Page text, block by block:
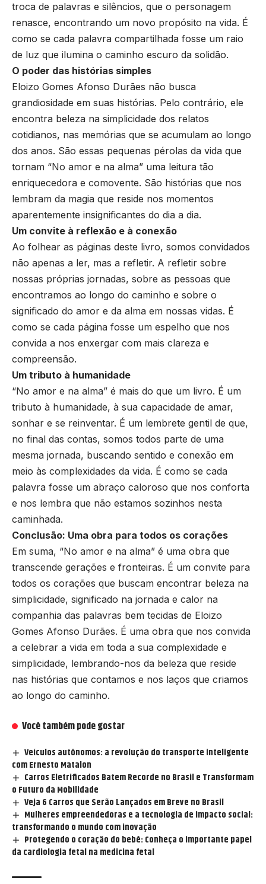
troca de palavras e silêncios, que o personagem
renasce, encontrando um novo propósito na vida. É
como se cada palavra compartilhada fosse um raio
de luz que ilumina o caminho escuro da solidão.
O poder das histórias simples
Eloizo Gomes Afonso Durães não busca
grandiosidade em suas histórias. Pelo contrário, ele
encontra beleza na simplicidade dos relatos
cotidianos, nas memórias que se acumulam ao longo
dos anos. São essas pequenas pérolas da vida que
tornam “No amor e na alma” uma leitura tão
enriquecedora e comovente. São histórias que nos
lembram da magia que reside nos momentos
aparentemente insignificantes do dia a dia.
Um convite à reflexão e à conexão
Ao folhear as páginas deste livro, somos convidados
não apenas a ler, mas a refletir. A refletir sobre
nossas próprias jornadas, sobre as pessoas que
encontramos ao longo do caminho e sobre o
significado do amor e da alma em nossas vidas. É
como se cada página fosse um espelho que nos
convida a nos enxergar com mais clareza e
compreensão.
Um tributo à humanidade
“No amor e na alma” é mais do que um livro. É um
tributo à humanidade, à sua capacidade de amar,
sonhar e se reinventar. É um lembrete gentil de que,
no final das contas, somos todos parte de uma
mesma jornada, buscando sentido e conexão em
meio às complexidades da vida. É como se cada
palavra fosse um abraço caloroso que nos conforta
e nos lembra que não estamos sozinhos nesta
caminhada.
Conclusão: Uma obra para todos os corações
Em suma, “No amor e na alma” é uma obra que
transcende gerações e fronteiras. É um convite para
todos os corações que buscam encontrar beleza na
simplicidade, significado na jornada e calor na
companhia das palavras bem tecidas de Eloizo
Gomes Afonso Durães. É uma obra que nos convida
a celebrar a vida em toda a sua complexidade e
simplicidade, lembrando-nos da beleza que reside
nas histórias que contamos e nos laços que criamos
ao longo do caminho.
Você também pode gostar
Veículos autônomos: a revolução do transporte inteligente
com Ernesto Matalon
Carros Eletrificados Batem Recorde no Brasil e Transformam
o Futuro da Mobilidade
Veja 6 Carros que Serão Lançados em Breve no Brasil
Mulheres empreendedoras e a tecnologia de impacto social:
transformando o mundo com inovação
Protegendo o coração do bebê: Conheça o importante papel
da cardiologia fetal na medicina fetal